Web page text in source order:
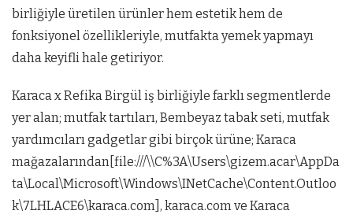
birliğiyle üretilen ürünler hem estetik hem de
fonksiyonel özellikleriyle, mutfakta yemek yapmayı
daha keyifli hale getiriyor.
Karaca x Refika Birgül iş birliğiyle farklı segmentlerde
yer alan; mutfak tartıları, Bembeyaz tabak seti, mutfak
yardımcıları gadgetlar gibi birçok ürüne; Karaca
mağazalarından[file:///\\C%3A\Users\gizem.acar\AppDa
ta\Local\Microsoft\Windows\INetCache\Content.Outloo
k\7LHLACE6\karaca.com], karaca.com ve Karaca